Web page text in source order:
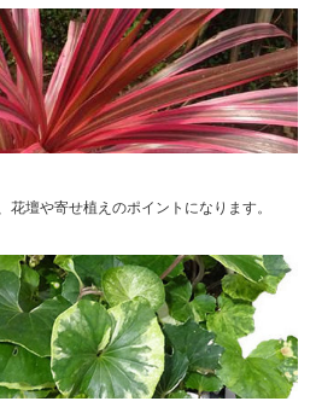
壇や寄せ植えのポイントになります。